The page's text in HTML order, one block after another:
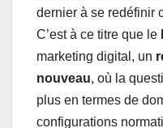
dernier à se redéfinir
C’est à ce titre que le
marketing digital, un
nouveau, où la
plus en termes de
configurations